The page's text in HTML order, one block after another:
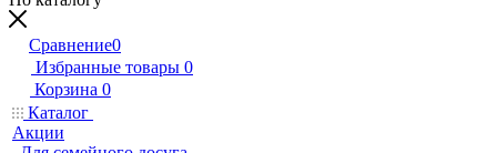
Сравнение0
Избранные товары 0
Корзина 0
Каталог
Акции